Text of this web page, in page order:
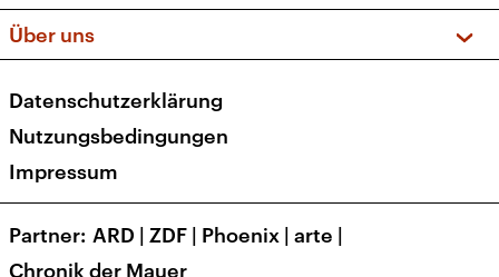
Apps
Newsletter
Veranstaltungen
Social Media
Über uns
Presse
Karriere
Transparenz
Datenschutzerklärung
Nutzungsbedingungen
Impressum
Partner ARD | ZDF | Phoenix | arte |
Chronik der Mauer